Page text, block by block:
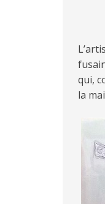
qui,
la